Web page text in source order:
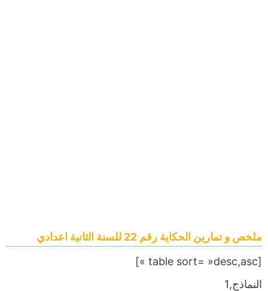
ملخص و تمارين الحكاية رقم 22 للسنة الثانية اعدادي
[table sort= »desc,asc »]
النماذج,1